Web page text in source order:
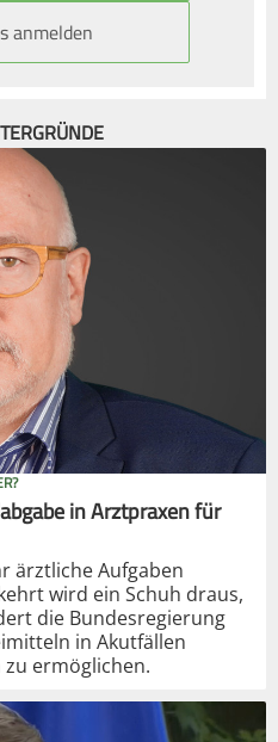
anmelden
in Arztpraxen für
ärztliche Aufgaben
wird ein Schuh draus,
die Bundesregierung
in Akutfällen
ermöglichen.